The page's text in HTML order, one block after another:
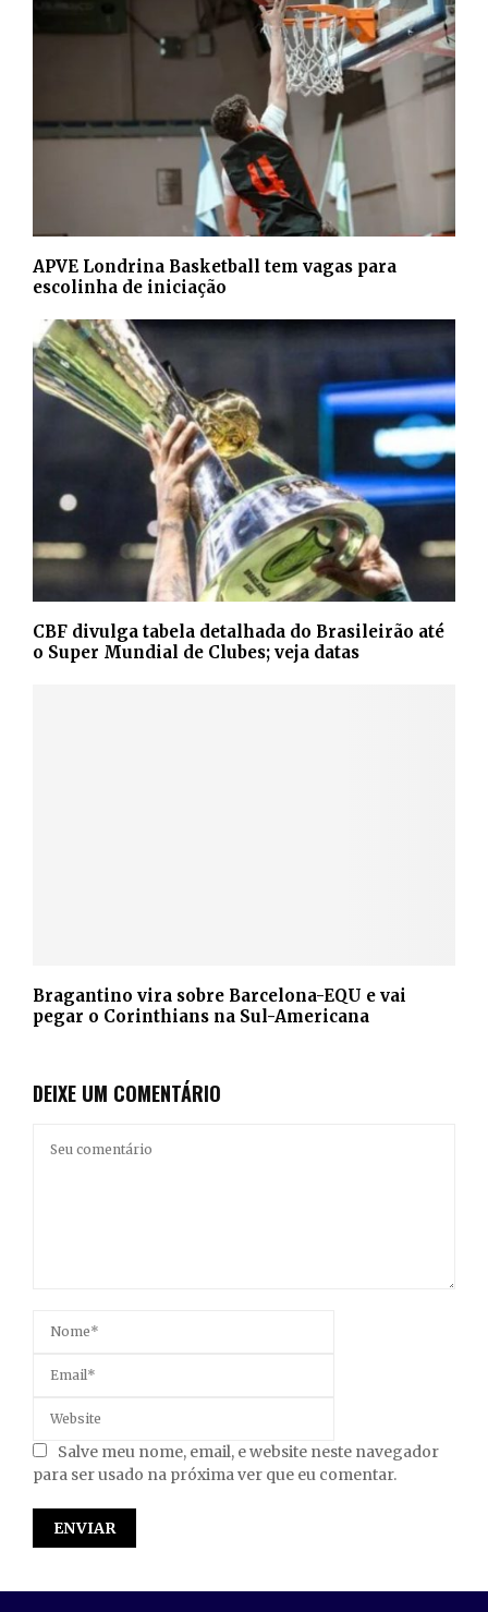
APVE Londrina Basketball tem vagas para
escolinha de iniciação
CBF divulga tabela detalhada do Brasileirão até
o Super Mundial de Clubes; veja datas
Bragantino vira sobre Barcelona-EQU e vai
pegar o Corinthians na Sul-Americana
DEIXE UM COMENTÁRIO
Salve meu nome, email, e website neste navegador
para ser usado na próxima ver que eu comentar.